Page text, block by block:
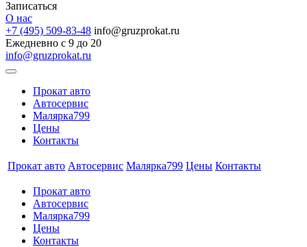
Записаться
О нас
+7 (495) 509-83-48 info@gruzprokat.ru
Ежедневно с 9 до 20
info@gruzprokat.ru
Прокат авто
Автосервис
Малярка799
Цены
Контакты
Прокат авто Автосервис Малярка799 Цены Контакты
Прокат авто
Автосервис
Малярка799
Цены
Контакты